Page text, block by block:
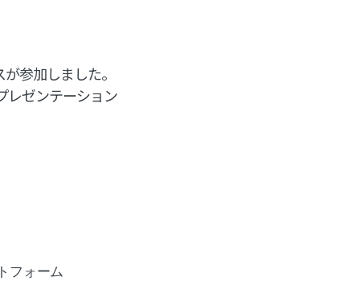
参加しました。
レゼンテーション
フォーム